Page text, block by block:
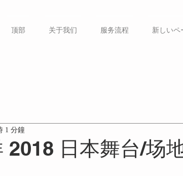
顶部 关于我们 服务流程 新しいペ
2018 日本舞台/场
1 分鐘